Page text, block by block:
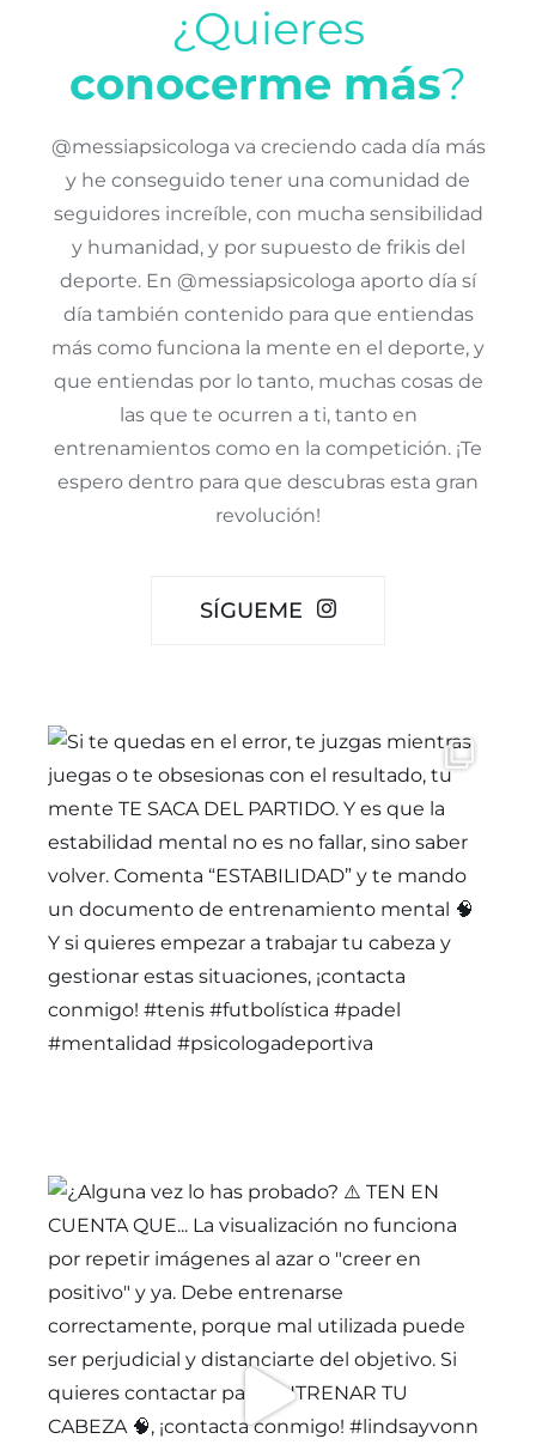
¿Quieres
conocerme más?
@messiapsicologa va creciendo cada día más
y he conseguido tener una comunidad de
seguidores increíble, con mucha sensibilidad
y humanidad, y por supuesto de frikis del
deporte. En @messiapsicologa aporto día sí
día también contenido para que entiendas
más como funciona la mente en el deporte, y
que entiendas por lo tanto, muchas cosas de
las que te ocurren a ti, tanto en
entrenamientos como en la competición. ¡Te
espero dentro para que descubras esta gran
revolución!
SÍGUEME